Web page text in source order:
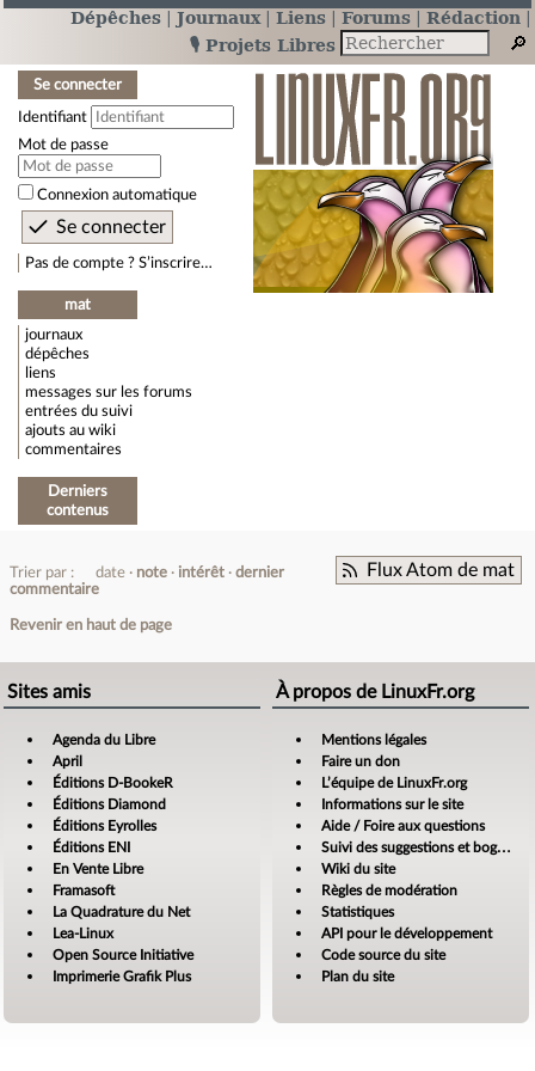
Dépêches Journaux Liens Forums
Rédaction
🎙️ Projets Libres
Se connecter
Identifiant
Mot de passe
Connexion automatique
Pas de compte ? S’inscrire…
mat
journaux
dépêches
liens
messages sur les forums
entrées du suivi
ajouts au wiki
commentaires
Derniers
contenus
Flux Atom de mat
Trier par : date note intérêt
dernier
commentaire
Revenir en haut de page
Sites amis
Agenda du Libre
April
Éditions D-BookeR
Éditions Diamond
Éditions Eyrolles
Éditions ENI
En Vente Libre
Framasoft
La Quadrature du Net
Lea-Linux
Open Source Initiative
Imprimerie Grafik Plus
À propos de LinuxFr.org
Mentions légales
Faire un don
L’équipe de LinuxFr.org
Informations sur le site
Aide / Foire aux questions
Suivi des suggestions et bogues
Wiki du site
Règles de modération
Statistiques
API pour le développement
Code source du site
Plan du site